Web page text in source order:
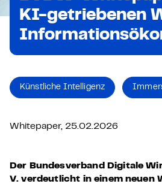
KI-getriebenen
Künstliche Intelligenz
Whitepaper, 25.02.2026
Der Bundesverband Digitale
V. verdeutlicht in einem neuen